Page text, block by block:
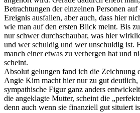
Betrachtungen der einzelnen Personen auf
Ereignis ausfallen, aber auch, dass hier
wie man auf den ersten Blick meint. Bis
nur schwer durchschaubar, was hier
und wer schuldig und wer unschuldig ist.
manch einer etwas zu verbergen hat und
scheint.
Absolut gelungen fand ich die Zeichnung
Angie Kim macht hier nur zu gut deutlich,
sympathische Figur ganz anders
die angeklagte Mutter, scheint die
denn auch wenn sie finanziell gut situiert